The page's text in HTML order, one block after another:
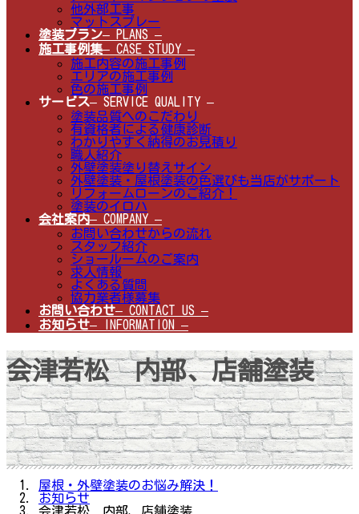
他外部工事
マットスプレー
塗装プラン– PLANS –
施工事例集– CASE STUDY –
施工内容の施工事例
エリアの施工事例
色の施工事例
サービス– SERVICE QUALITY –
塗装品質へのこだわり
有資格者による健康診断
わかりやすく納得のお見積り
職人紹介
外壁塗装塗り替えサイン
外壁塗装・屋根塗装の色選びも当店がサポート
リフォームローンのご紹介！
塗装のイロハ
会社案内– COMPANY –
お問い合わせからの流れ
スタッフ紹介
ショールームのご案内
求人情報
よくある質問
協力業者様募集
お問い合わせ– CONTACT US –
お知らせ– INFORMATION –
会津若松 内部、店舗塗装
屋根・外壁塗装のお悩み解決！
お知らせ
会津若松 内部、店舗塗装